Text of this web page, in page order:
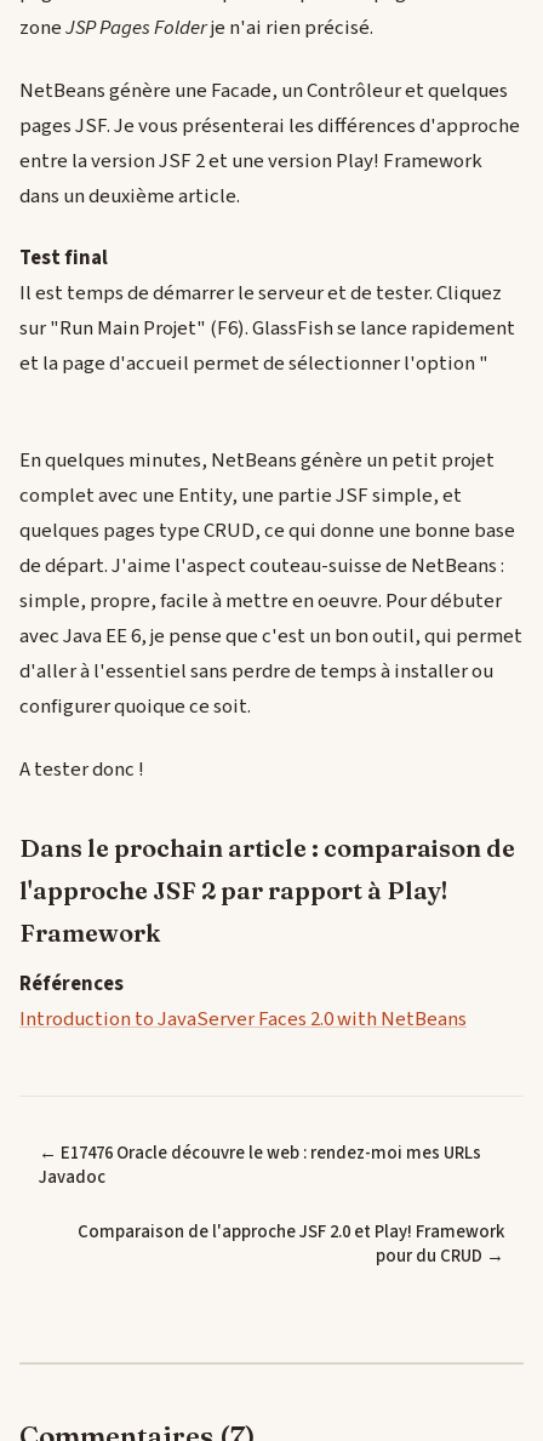
zoneJSP Pages Folderje n'ai rien précisé.
NetBeans génère une Facade, un Contrôleur et quelques
pages JSF. Je vous présenterai les différences d'approche
entre la version JSF 2 et une version Play! Framework
dans un deuxième article.
Test final
Il est temps de démarrer le serveur et de tester. Cliquez
sur "Run Main Projet" (F6). GlassFish se lance rapidement
et la page d'accueil permet de sélectionner l'option "
En quelques minutes, NetBeans génère un petit projet
complet avec une Entity, une partie JSF simple, et
quelques pages type CRUD, ce qui donne une bonne base
de départ. J'aime l'aspect couteau-suisse de NetBeans :
simple, propre, facile à mettre en oeuvre. Pour débuter
avec Java EE 6, je pense que c'est un bon outil, qui permet
d'aller à l'essentiel sans perdre de temps à installer ou
configurer quoique ce soit.
A tester donc !
Dans le prochain article : comparaison de
l'approche JSF 2 par rapport à Play!
Framework
Références
Introduction to JavaServer Faces 2.0 with NetBeans
← E17476 Oracle découvre le web : rendez-moi mes URLs
Javadoc
Comparaison de l'approche JSF 2.0 et Play! Framework
pour du CRUD →